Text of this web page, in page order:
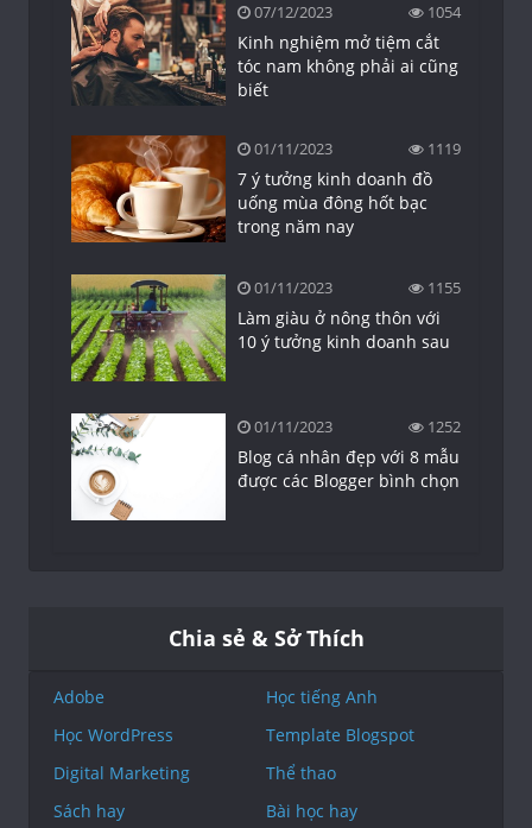
07/12/2023 1054
Kinh nghiệm mở tiệm cắt
tóc nam không phải ai cũng
biết
01/11/2023 1119
7 ý tưởng kinh doanh đồ
uống mùa đông hốt bạc
trong năm nay
01/11/2023 1155
Làm giàu ở nông thôn với
10 ý tưởng kinh doanh sau
01/11/2023 1252
Blog cá nhân đẹp với 8 mẫu
được các Blogger bình chọn
Chia sẻ & Sở Thích
Adobe
Học tiếng Anh
Học WordPress
Template Blogspot
Digital Marketing
Thể thao
Sách hay
Bài học hay